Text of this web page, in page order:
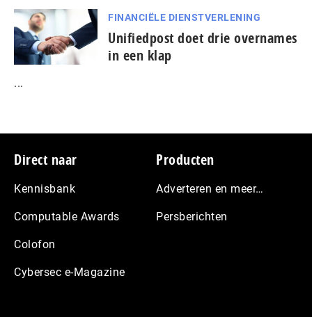
FINANCIËLE DIENSTVERLENING
Unifiedpost doet drie overnames
in een klap
...
Footer
Direct naar
Kennisbank
Computable Awards
Colofon
Cybersec e-Magazine
Producten
Adverteren en meer…
Persberichten